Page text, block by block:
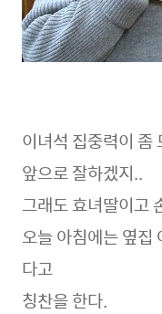
이녀석 집중력이 좀
앞으로 잘하겠지..
그래도 효녀딸이고
오늘 아침에는 옆집
다고
칭찬을 한다.